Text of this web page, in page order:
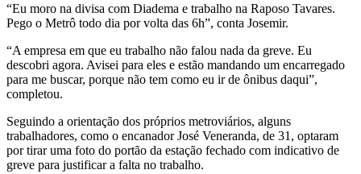
“Eu moro na divisa com Diadema e trabalho na Raposo Tavares.
Pego o Metrô todo dia por volta das 6h”, conta Josemir.
“A empresa em que eu trabalho não falou nada da greve. Eu
descobri agora. Avisei para eles e estão mandando um encarregado
para me buscar, porque não tem como eu ir de ônibus daqui”,
completou.
Seguindo a orientação dos próprios metroviários, alguns
trabalhadores, como o encanador José Veneranda, de 31, optaram
por tirar uma foto do portão da estação fechado com indicativo de
greve para justificar a falta no trabalho.